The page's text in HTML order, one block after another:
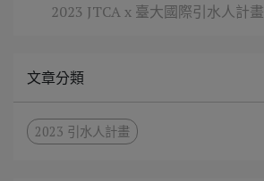
2023 JTCA x 臺大國際引水人計畫
文章分類
2023 引水人計畫